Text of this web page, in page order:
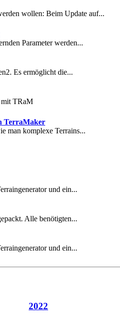
wollen: Beim Update auf...
Parameter werden...
Es ermöglicht die...
mit TRaM
TerraMaker
man komplexe Terrains...
und ein...
Alle benötigten...
und ein...
2022